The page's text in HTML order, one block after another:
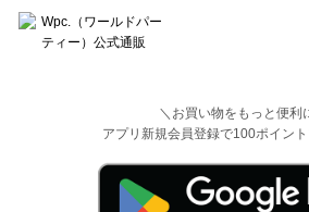
＼お買い物をもっと便利
アプリ新規会員登録で100ポイント